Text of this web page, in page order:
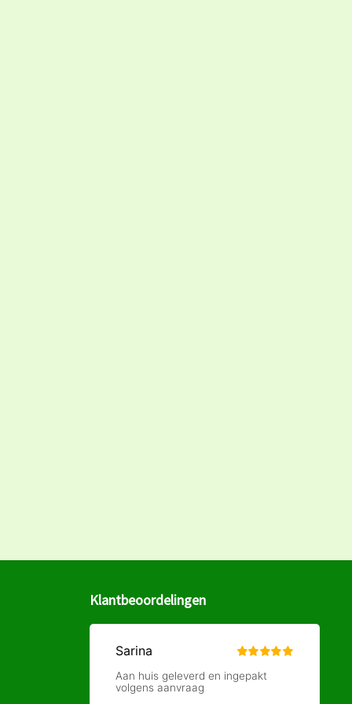
Klantbeoordelingen